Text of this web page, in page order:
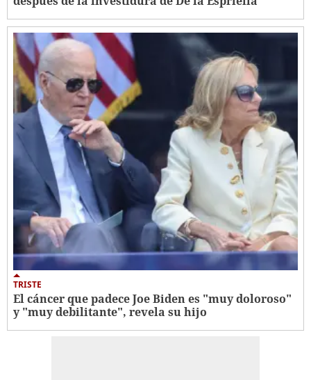
TRISTE
El cáncer que padece Joe Biden es "muy doloroso"
y "muy debilitante", revela su hijo